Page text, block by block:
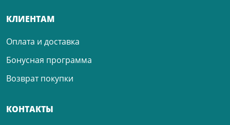
КЛИЕНТАМ
Оплата и доставка
Бонусная программа
Возврат покупки
КОНТАКТЫ